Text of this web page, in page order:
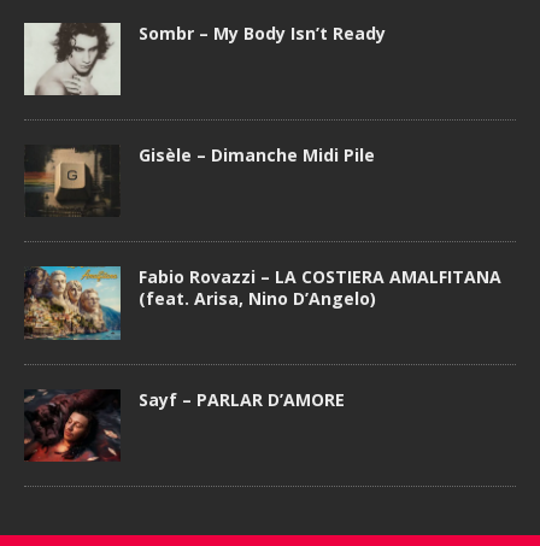
Sombr – My Body Isn’t Ready
Gisèle – Dimanche Midi Pile
Fabio Rovazzi – LA COSTIERA AMALFITANA
(feat. Arisa, Nino D’Angelo)
Sayf – PARLAR D’AMORE